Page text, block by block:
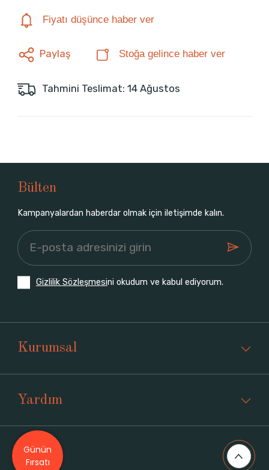
Fiyatı düşünce haber ver
Paylaş Stoğa gelince haber ver
Tahmini Teslimat: 14 Ağustos
Bülten
Kampanyalardan haberdar olmak için iletişimde kalın.
Gizlilik Sözleşmesini okudum ve kabul ediyorum.
Kurumsal
Yardım
Üyelik
Günün
Fırsatı